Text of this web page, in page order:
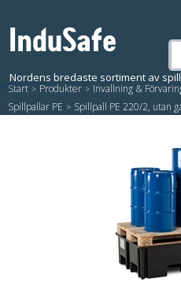
Start / Produkter / Invallning &
Spillpallar PE / Spillpall PE 220/2, utan